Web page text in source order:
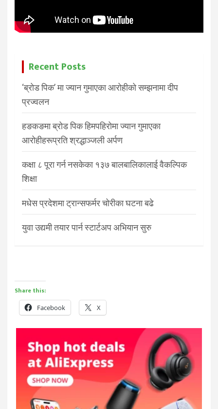
Recent Posts
‘ब्रोड पिक’ मा ज्यान गुमाएका आरोहीको सम्झनामा दीप
प्रज्वलन
हङकङमा ब्रोड पिक हिमपहिरोमा ज्यान गुमाएका
आरोहीहरूप्रति श्रद्धाञ्जली अर्पण
कक्षा ८ पूरा गर्न नसकेका १३७ बालबालिकालाई वैकल्पिक
शिक्षा
मधेस प्रदेशमा ट्रान्सफर्मर चोरीका घटना बढे
युवा उद्यमी तयार पार्न स्टार्टअप अभियान सुरु
Share this:
Facebook X